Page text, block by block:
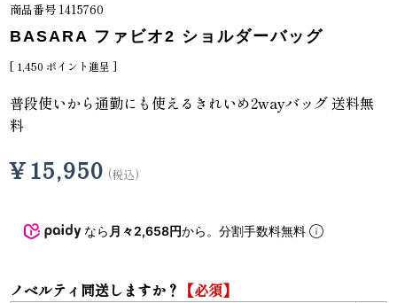
商品番号 1415760
BASARA ファビオ2 ショルダーバッグ
[ 1,450 ポイント進呈 ]
普段使いから通勤にも使えるきれいめ2wayバッグ 送料無
料
¥15,950 税込
なら 月々2,658円から。分割手数料無料
ノベルティ同送しますか？ 【必須】